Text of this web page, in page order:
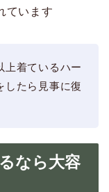
ています
上着ているハー
したら見事に復
なら大容